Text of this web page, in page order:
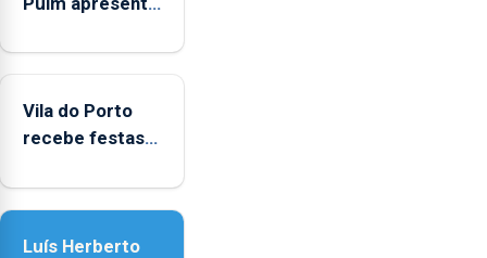
Biblioteca de
Vila do Porto
recebe festas
Nossa Senhora
Luís Herberto